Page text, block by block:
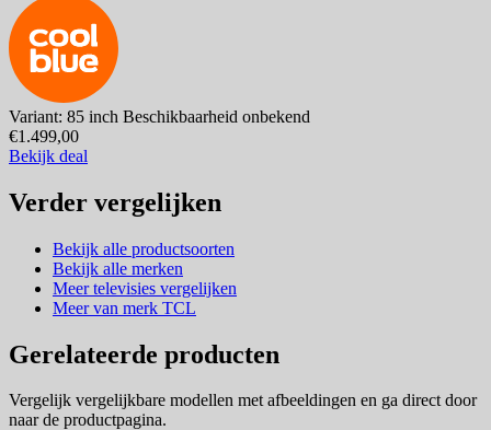
Variant: 85 inch Beschikbaarheid onbekend
€1.499,00
Bekijk deal
Verder vergelijken
Bekijk alle productsoorten
Bekijk alle merken
Meer televisies vergelijken
Meer van merk TCL
Gerelateerde producten
Vergelijk vergelijkbare modellen met afbeeldingen en ga direct door
naar de productpagina.